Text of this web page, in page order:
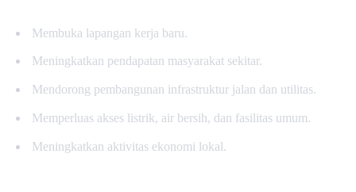
Membuka lapangan kerja baru.
Meningkatkan pendapatan masyarakat sekitar.
Mendorong pembangunan infrastruktur jalan dan utilitas.
Memperluas akses listrik, air bersih, dan fasilitas umum.
Meningkatkan aktivitas ekonomi lokal.